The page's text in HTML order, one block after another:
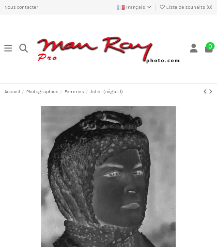
Nous contacter Français Liste de souhaits (0)
0
Accueil Photographies Femmes Juliet (négatif)